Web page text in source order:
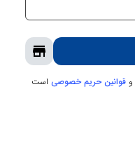
store
و قوانین حریم‌ خصوصی است